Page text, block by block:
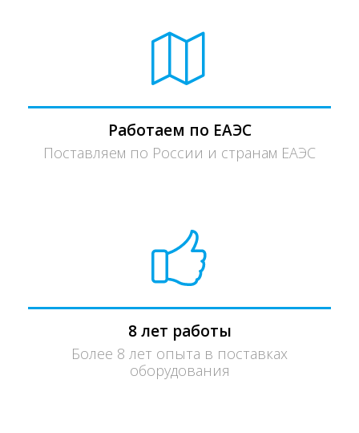
Работаем по ЕАЭС
Поставляем по России и странам ЕАЭС
8 лет работы
Более 8 лет опыта в поставках
оборудования